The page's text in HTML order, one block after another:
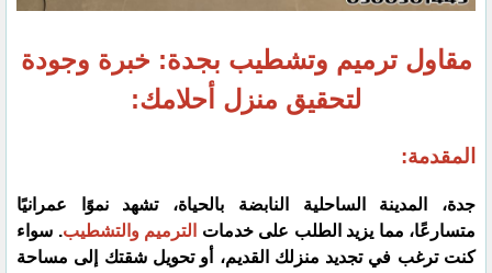
مقاول ترميم وتشطيب بجدة: خبرة وجودة
لتحقيق منزل أحلامك:
المقدمة:
جدة، المدينة الساحلية النابضة بالحياة، تشهد نموًا عمرانيًا
متسارعًا، مما يزيد الطلب على خدمات
الترميم والتشطيب. سواء
كنت ترغب في تجديد منزلك القديم، أو تحويل شقتك إلى مساحة